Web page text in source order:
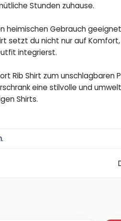
Stunden zuhause.
heimischen Gebrauch
setzt du nicht nur auf
integrierst.
Rib Shirt zum unschlagbaren
eine stilvolle und
Shirts.
.